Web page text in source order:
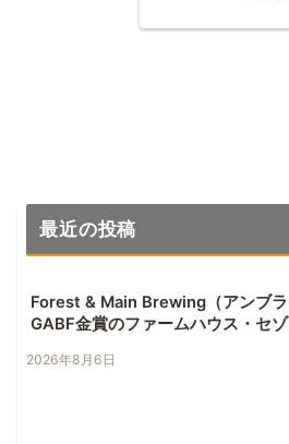
最近の投稿
Forest & Main Brewing（アンブラ
GABF金賞のファームハウス・セ
2026年8月6日